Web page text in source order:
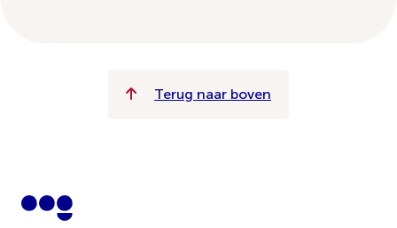
Terug naar boven